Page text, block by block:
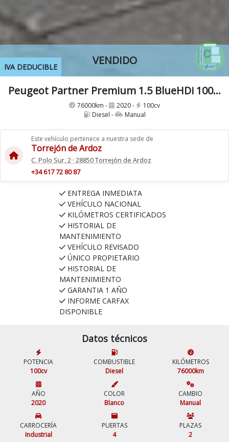
VENDIDO
IVA DEDUCIBLE
Peugeot Partner Premium 1.5 BlueHDi 100Cv IVA y garantía Inc Etiqueta C Nacional Historial mantenimiento
76000km - 2020 -
100cv
Diesel -
Manual
Este vehículo pertenece a nuestra sede de
Torrejón de Ardoz
C. Polo Sur, 2 · 28850 Torrejón de Ardoz
+34 617 72 80 87
ENTREGA INMEDIATA
VEHÍCULO NACIONAL
KILÓMETROS CERTIFICADOS
HISTORIAL DE
MANTENIMIENTO
VEHÍCULO REVISADO
ÚNICO PROPIETARIO
HISTORIAL DE
MANTENIMIENTO
GARANTIA 1 AÑO
INFORME CARFAX
DISPONIBLE
Datos técnicos
POTENCIA
100cv
COMBUSTIBLE
Diesel
KILÓMETROS
76000km
AÑO
2020
COLOR
Blanco
CAMBIO
Manual
CARROCERÍA
Industrial
PUERTAS
4
PLAZAS
2